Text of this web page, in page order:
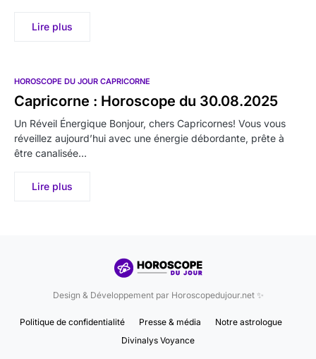
Lire plus
HOROSCOPE DU JOUR CAPRICORNE
Capricorne : Horoscope du 30.08.2025
Un Réveil Énergique Bonjour, chers Capricornes! Vous vous
réveillez aujourd’hui avec une énergie débordante, prête à
être canalisée…
Lire plus
Design & Développement par Horoscopedujour.net ✨
Politique de confidentialité Presse & média
Notre astrologue
Divinalys Voyance